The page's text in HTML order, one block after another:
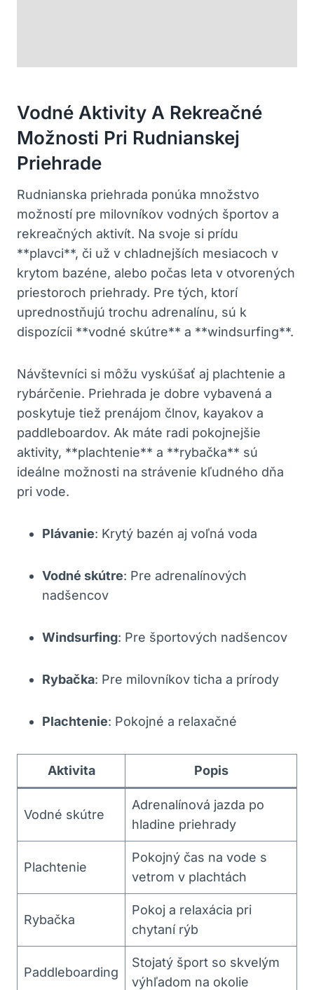
Vodné Aktivity A ‍rekreačné
Možnosti Pri Rudnianskej‍
Priehrade
Rudnianska priehrada ponúka množstvo
možností⁢ pre⁣ milovníkov vodných ⁣športov‍ a
rekreačných ⁣aktivít. Na ⁤svoje si prídu
‌**plavci**, či‌ už v‌ chladnejších mesiacoch ‌v
krytom bazéne, alebo počas leta v otvorených
priestoroch​ priehrady.⁢ Pre tých, ‍ktorí
uprednostňujú trochu ‌adrenalínu, sú k
dispozícii **vodné ‌skútre** a⁤ **windsurfing**.
Návštevníci si môžu⁤ vyskúšať ‌aj plachtenie a
rybárčenie. Priehrada je ⁢dobre vybavená a
poskytuje tiež ⁤prenájom⁤ člnov, ⁤kayakov a
paddleboardov. Ak máte radi pokojnejšie⁤
aktivity, **plachtenie** a **rybačka** sú
ideálne ‌možnosti na strávenie kľudného dňa⁢
pri vode.
Plávanie: Krytý bazén aj voľná voda
Vodné skútre:⁣ Pre adrenalínových
nadšencov
Windsurfing:‍ Pre športových nadšencov
Rybačka: Pre‌ milovníkov ticha‌ a prírody
Plachtenie: Pokojné ‌a relaxačné
Aktivita Popis
Vodné ​skútre
Adrenalínová jazda​ po
hladine priehrady
Plachtenie
Pokojný čas na ⁤vode s
vetrom v plachtách
Rybačka
Pokoj‍ a relaxácia pri
chytaní rýb
Paddleboarding
Stojatý šport ⁢so skvelým
výhľadom‌ na okolie